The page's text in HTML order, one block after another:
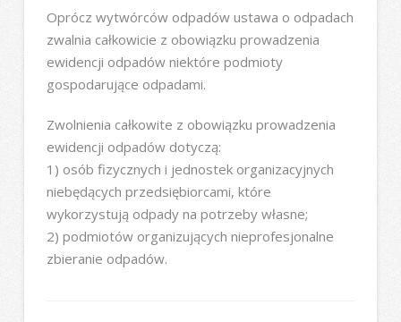
Oprócz wytwórców odpadów ustawa o odpadach
zwalnia całkowicie z obowiązku prowadzenia
ewidencji odpadów niektóre podmioty
gospodarujące odpadami.
Zwolnienia całkowite z obowiązku prowadzenia
ewidencji odpadów dotyczą:
1) osób fizycznych i jednostek organizacyjnych
niebędących przedsiębiorcami, które
wykorzystują odpady na potrzeby własne;
2) podmiotów organizujących nieprofesjonalne
zbieranie odpadów.